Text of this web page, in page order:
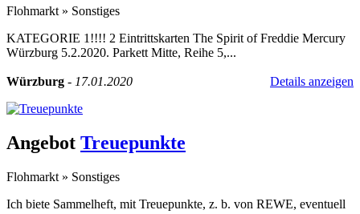
Flohmarkt » Sonstiges
KATEGORIE 1!!!! 2 Eintrittskarten The Spirit of Freddie Mercury
Würzburg 5.2.2020. Parkett Mitte, Reihe 5,...
Würzburg - 17.01.2020 Details anzeigen
Angebot Treuepunkte
Flohmarkt » Sonstiges
Ich biete Sammelheft, mit Treuepunkte, z. b. von REWE, eventuell